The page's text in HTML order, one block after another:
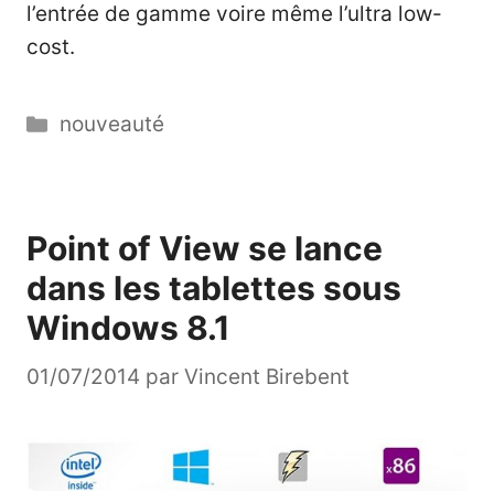
l’entrée de gamme voire même l’ultra low-
cost.
Catégories
nouveauté
Point of View se lance
dans les tablettes sous
Windows 8.1
01/07/2014 par Vincent Birebent